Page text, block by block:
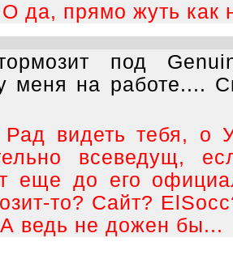
да, прямо жуть как
под
меня на работе....
Рад видеть тебя, о
всеведущ,
еще до его
то? Сайт?
ведь не дожен бы...